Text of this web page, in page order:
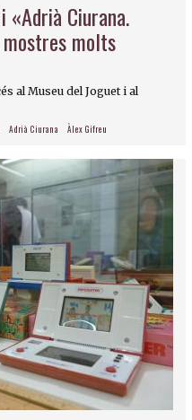
«Adrià Ciurana.
molts
al Museu del Joguet i al
Adrià Ciurana Àlex Gifreu